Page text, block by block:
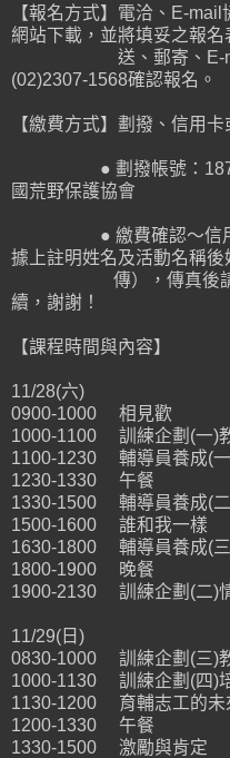
【報名方式】電洽、E-
網站下載，並將填妥之報名
送、郵寄、E-mail
(02)2307-1568確認報名。
【繳費方式】劃撥、信用
● 劃撥帳號：
國荒野保護協會
● 繳費確認～信用卡
據上註明姓名及活動名稱後
傳），傳真後請立即
續，謝謝！
【課程時間與內容】
11/28(六)
0900-1000 相見歡
1000-1100 訓練企劃(一)
1100-1230 輔導員養成(一
1230-1330 午餐
1330-1500 輔導員養成(二
1500-1600 誰和我一樣
1630-1800 輔導員養成(三
1800-1900 晚餐
1900-2130 訓練企劃(二)
11/29(日)
0830-1000 訓練企劃(三)
1000-1130 訓練企劃(四)
1130-1200 育輔志工的未
1200-1330 午餐
1330-1500 激勵與肯定